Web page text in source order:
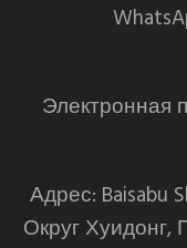
Электронная
Адрес: Baisabu
Округ Хуидонг,